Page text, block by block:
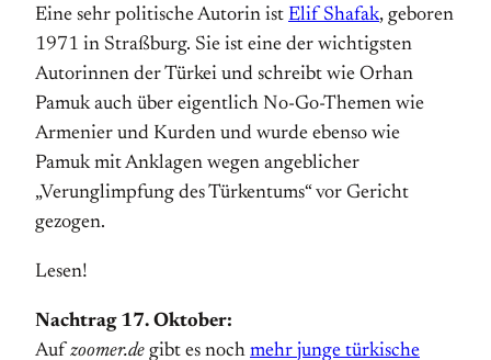
Eine sehr politische Autorin ist Elif Shafak, geboren
1971 in Straßburg. Sie ist eine der wichtigsten
Autorinnen der Türkei und schreibt wie Orhan
Pamuk auch über eigentlich No-Go-Themen wie
Armenier und Kurden und wurde ebenso wie
Pamuk mit Anklagen wegen angeblicher
„Verunglimpfung des Türkentums“ vor Gericht
gezogen.
Lesen!
Nachtrag 17. Oktober:
Auf zoomer.de gibt es noch mehr junge türkische